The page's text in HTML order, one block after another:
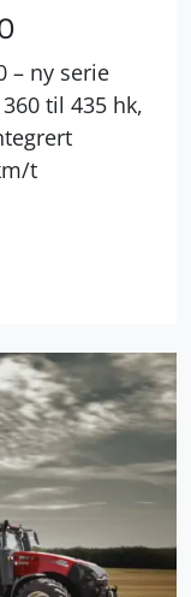
– ny serie
til 435 hk,
t